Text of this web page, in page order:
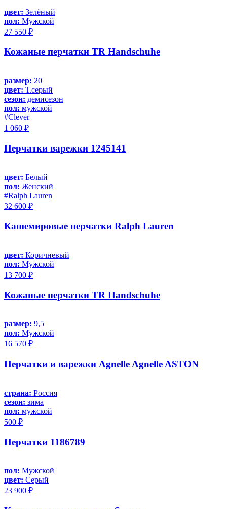
цвет: Зелёный
пол: Мужской
27 550 ₽
Кожаные перчатки TR Handschuhe
размер: 20
цвет: Т.серый
сезон: демисезон
пол: мужской
#Clever
1 060 ₽
Перчатки варежки 1245141
цвет: Белый
пол: Женский
#Ralph Lauren
32 600 ₽
Кашемировые перчатки Ralph Lauren
цвет: Коричневый
пол: Мужской
13 700 ₽
Кожаные перчатки TR Handschuhe
размер: 9,5
пол: Мужской
16 570 ₽
Перчатки и варежки Agnelle Agnelle ASTON
страна: Россия
сезон: зима
пол: мужской
500 ₽
Перчатки 1186789
пол: Мужской
цвет: Серый
23 900 ₽